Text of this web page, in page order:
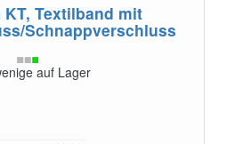
Textilband mit
Schnappverschluss
auf Lager